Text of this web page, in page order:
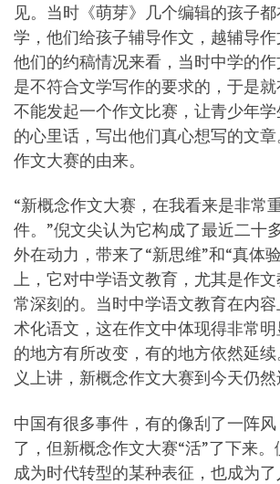
见。当时《萌芽》几个编辑的孩子
学，他们给孩子辅导作文，越辅导
他们的约稿情况来看，当时中学的
是不符合文学写作的要求的，于是
不能发起一个作文比赛，让青少年
的心里话，写出他们真心想写的文
作文大赛的由来。
“新概念作文大赛，在我看来是非常
件。”倪文尖认为它构成了最近二十
外在动力，带来了“新思维”和“真体
上，它对中学语文教育，尤其是作
常深刻的。当时中学语文教育在内
术化语文，这在作文中体现得非常
的地方有所改变，有的地方依然延
义上讲，新概念作文大赛到今天仍
中国有很多事件，有的像刮了一阵
了，但新概念作文大赛“活”了下来
成为时代转型的某种表征，也成为